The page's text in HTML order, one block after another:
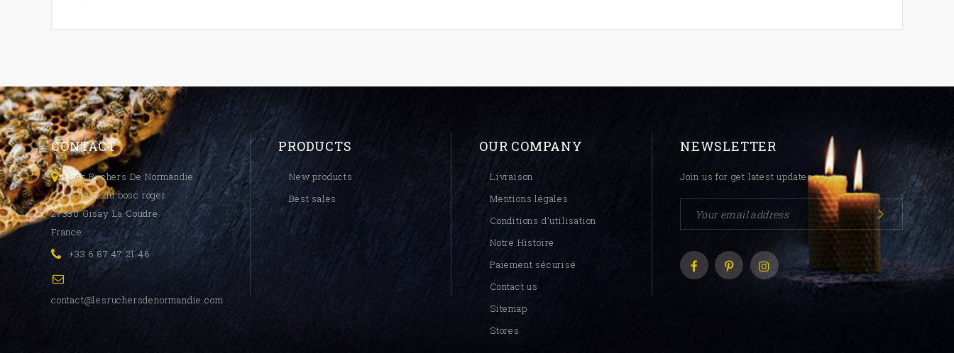
CONTACT
Les Ruchers De Normandie
6 route du bosc roger
27330 Gisay La Coudre
France
+33 6 87 47 21 46
contact@lesruchersdenormandie.com
PRODUCTS
New products
Best sales
OUR COMPANY
Livraison
Mentions légales
Conditions d'utilisation
Notre Histoire
Paiement sécurisé
Contact us
Sitemap
Stores
NEWSLETTER
Join us for get latest updates